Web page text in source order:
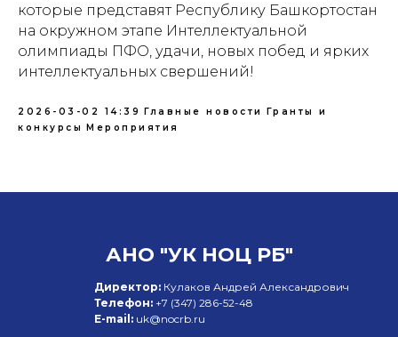
которые представят Республику Башкортостан
на окружном этапе Интеллектуальной
олимпиады ПФО, удачи, новых побед и ярких
интеллектуальных свершений!
2026-03-02 14:39 Главные новости
Гранты и
конкурсы Мероприятия
АНО "УК НОЦ РБ"
Директор: Кулаков Андрей Александрович
Телефон: +7 (347) 286-52-48
E-mail: uk@nocrb.ru